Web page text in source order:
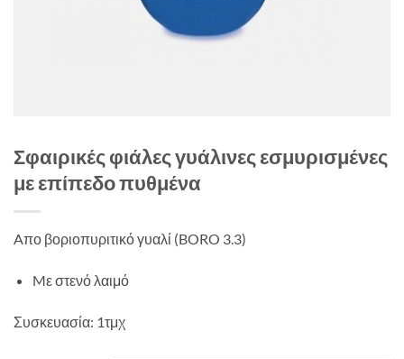
Σφαιρικές φιάλες γυάλινες εσμυρισμένες
με επίπεδο πυθμένα
Aπο βοριοπυριτικό γυαλί (BORO 3.3)
Mε στενό λαιμό
Συσκευασία: 1τμχ